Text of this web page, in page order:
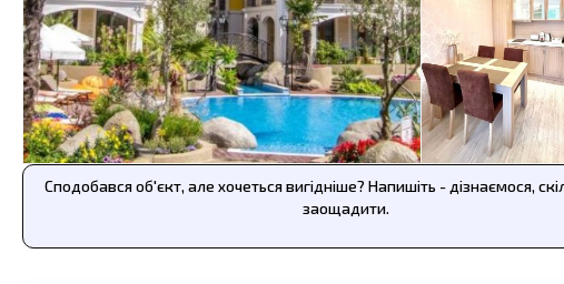
Сподобався об'єкт, але хочеться вигідніше? Напишіть - дізнаємося,
заощадити.